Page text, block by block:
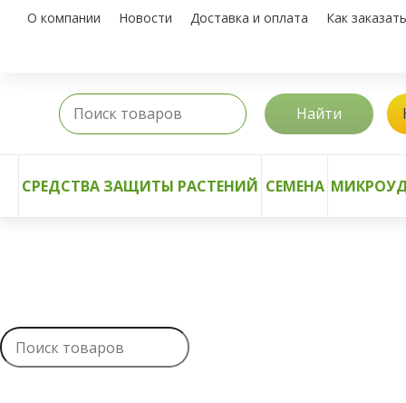
О компании Новости Доставка и оплата Как заказать
Найти
СРЕДСТВА ЗАЩИТЫ РАСТЕНИЙ СЕМЕНА